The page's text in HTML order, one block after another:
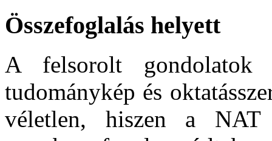
Összefoglalás helyett
A felsorolt gondolatok
tudománykép és
véletlen, hiszen a NAT